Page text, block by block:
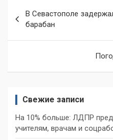
по
записям
В Севастополе
барабан
Свежие записи
На 10% больше: ЛДПР
учителям, врачам и